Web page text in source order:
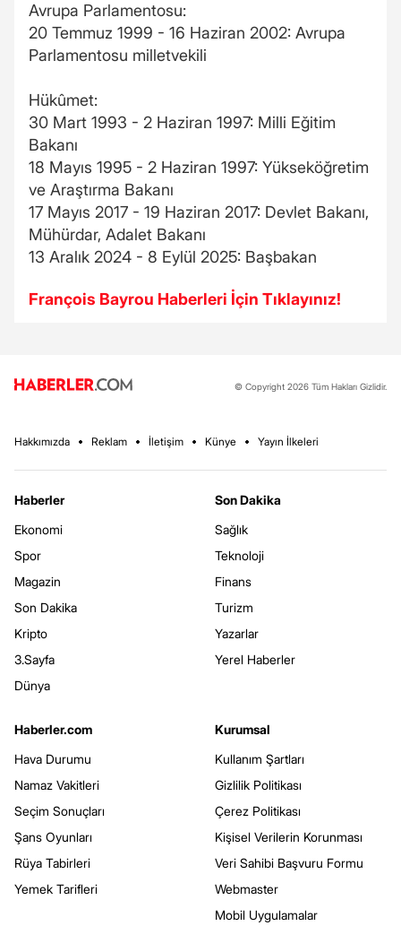
Avrupa Parlamentosu:
20 Temmuz 1999 - 16 Haziran 2002: Avrupa
Parlamentosu milletvekili
Hükûmet:
30 Mart 1993 - 2 Haziran 1997: Milli Eğitim
Bakanı
18 Mayıs 1995 - 2 Haziran 1997: Yükseköğretim
ve Araştırma Bakanı
17 Mayıs 2017 - 19 Haziran 2017: Devlet Bakanı,
Mühürdar, Adalet Bakanı
13 Aralık 2024 - 8 Eylül 2025: Başbakan
François Bayrou Haberleri İçin Tıklayınız!
© Copyright 2026 Tüm Hakları Gizlidir.
Hakkımızda Reklam İletişim Künye Yayın İlkeleri
Haberler
Ekonomi
Spor
Magazin
Son Dakika
Kripto
3.Sayfa
Dünya
Son Dakika
Sağlık
Teknoloji
Finans
Turizm
Yazarlar
Yerel Haberler
Haberler.com
Hava Durumu
Namaz Vakitleri
Seçim Sonuçları
Şans Oyunları
Rüya Tabirleri
Yemek Tarifleri
Kurumsal
Kullanım Şartları
Gizlilik Politikası
Çerez Politikası
Kişisel Verilerin Korunması
Veri Sahibi Başvuru Formu
Webmaster
Mobil Uygulamalar